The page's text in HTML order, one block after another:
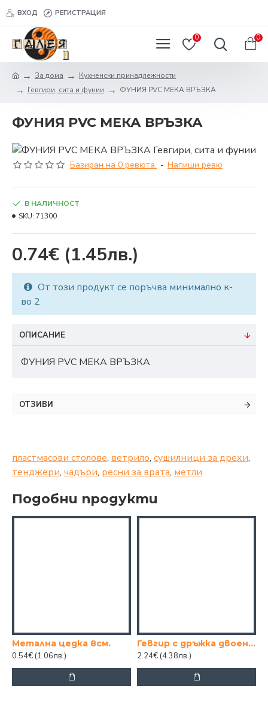
ВХОД РЕГИСТРАЦИЯ
0 0
За дома
Кухненски принадлежности
Гевгири, сита и фунии
ФУНИЯ PVC МЕКА ВРЪЗКА
ФУНИЯ PVC МЕКА ВРЪЗКА
Базиран на 0 ревюта. - Напиши ревю
0.74€ (1.45лв.)
В НАЛИЧНОСТ
SKU: 71300
От този продукт се поръчва минимално к-
во 2
ОПИСАНИЕ
ФУНИЯ PVC МЕКА ВРЪЗКА
ОТЗИВИ
пластмасови столове, ветрило, сушилници за дрехи,
тенджери, чадъри, ресни за врата, метли
Подобни продукти
Метална цедка 8см.
0.54€ (1.06лв.)
Гевгир с дръжка двоен, цедка с купа
2.24€ (4.38лв.)